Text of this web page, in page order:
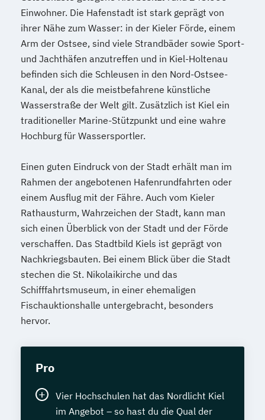
Einwohner. Die Hafenstadt ist stark geprägt von
ihrer Nähe zum Wasser: in der Kieler Förde, einem
Arm der Ostsee, sind viele Strandbäder sowie Sport-
und Jachthäfen anzutreffen und in Kiel-Holtenau
befinden sich die Schleusen in den Nord-Ostsee-
Kanal, der als die meistbefahrene künstliche
Wasserstraße der Welt gilt. Zusätzlich ist Kiel ein
traditioneller Marine-Stützpunkt und eine wahre
Hochburg für Wassersportler.
Einen guten Eindruck von der Stadt erhält man im
Rahmen der angebotenen Hafenrundfahrten oder
einem Ausflug mit der Fähre. Auch vom Kieler
Rathausturm, Wahrzeichen der Stadt, kann man
sich einen Überblick von der Stadt und der Förde
verschaffen. Das Stadtbild Kiels ist geprägt von
Nachkriegsbauten. Bei einem Blick über die Stadt
stechen die St. Nikolaikirche und das
Schifffahrtsmuseum, in einer ehemaligen
Fischauktionshalle untergebracht, besonders
hervor.
Pro
Vier Hochschulen hat das Nordlicht Kiel
im Angebot – so hast du die Qual der